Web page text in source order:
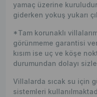
yamaç üzerine
giderken yokuş yukarı
*Tam korunaklı
görünmeme garantisi
kısım ise uç ve köşe
durumundan dolayı
Villalarda sıcak su için
sistemleri